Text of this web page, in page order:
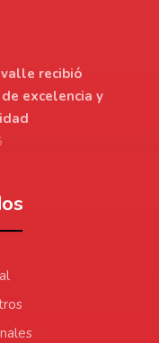
recibió
excelencia y